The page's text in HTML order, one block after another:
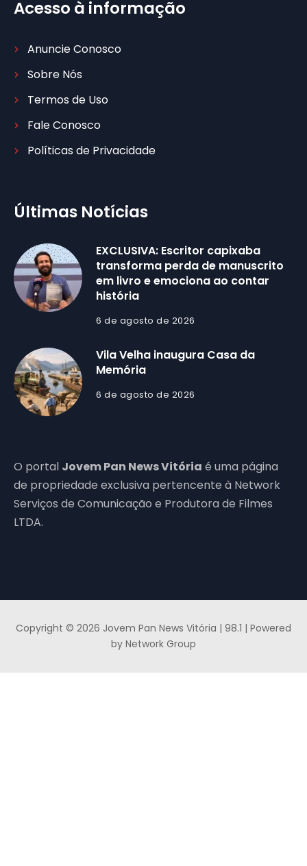
Acesso à informação
Anuncie Conosco
Sobre Nós
Termos de Uso
Fale Conosco
Políticas de Privacidade
Últimas Notícias
EXCLUSIVA: Escritor capixaba
transforma perda de manuscrito
em livro e emociona ao contar
história
6 de agosto de 2026
Vila Velha inaugura Casa da
Memória
6 de agosto de 2026
O portal Jovem Pan News Vitória é uma página
de propriedade exclusiva pertencente à Network
Serviços de Comunicação e Produtora de Filmes
LTDA.
Copyright © 2026 Jovem Pan News Vitória | 98.1 | Powered
by Network Group